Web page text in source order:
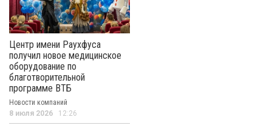
Центр имени Раухфуса
получил новое медицинское
оборудование по
благотворительной
программе ВТБ
Новости компаний
8 июля 2026 12:26